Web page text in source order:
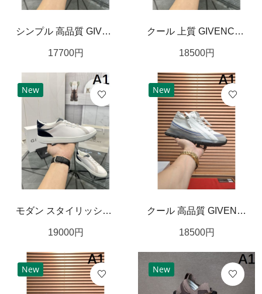
シンプル 高品質 GIVENCHY ジバンシィ コピー カジュアルシューズ 洗練 上品
17700円
クール 上質 GIVENCHY ジバンシィ コピー カジュアルシューズ シャープ 印象的
18500円
New
モダン スタイリッシュ GIVENCHY ジバンシィ コピー カジュアルシューズ 都会的 洗練
19000円
New
クール 高品質 GIVENCHY ジバンシィ コピー スニーカー 洗練 印象的
18500円
New New